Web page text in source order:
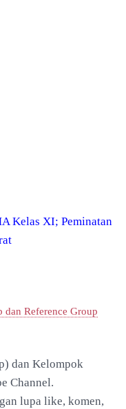
Kelas XI; Peminatan
dan Reference Group
dan Kelompok
Channel.
lupa like, komen,